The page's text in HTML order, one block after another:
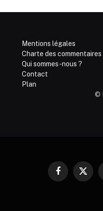
Mentions légales
Charte des commentaires
Qui sommes-nous ?
Contact
Plan
©
Facebook
X